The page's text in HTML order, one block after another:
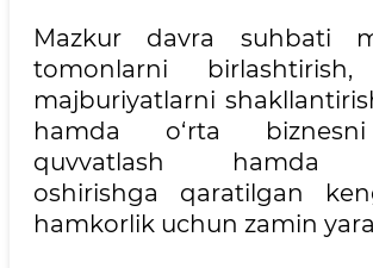
Mazkur davra suhbati
tomonlarni birlashtirish,
majburiyatlarni
hamda o‘rta
quvvatlash hamda
oshirishga qaratilgan
hamkorlik uchun zamin